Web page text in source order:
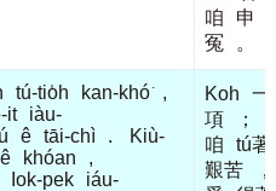
咱
申
冤
。
tú-tio̍h kan-khó͘
,
it
iàu-
ê tāi-chì .
Kiù-
ê khóan
,
Iok-pek
iáu-
Koh
一
項
；
咱
tú著
艱苦
，